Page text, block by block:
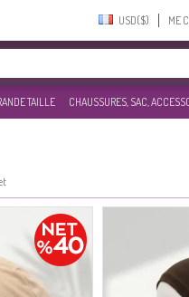
USD($)‎ ME
TAILLE CHAUSSURES, SAC,